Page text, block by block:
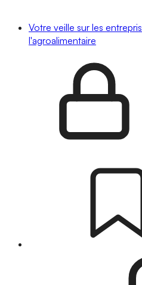
Votre veille sur les
l'agroalimentaire